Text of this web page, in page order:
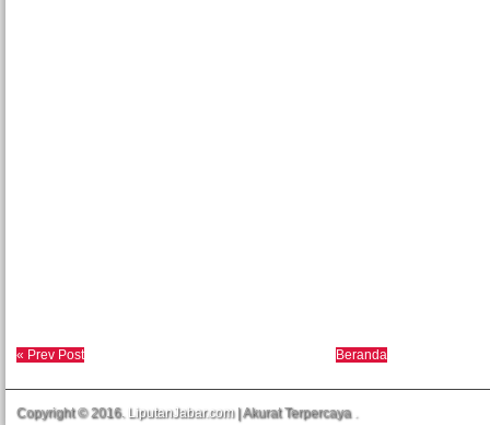
« Prev Post Beranda
Copyright © 2016. LiputanJabar.com| Akurat Terpercaya